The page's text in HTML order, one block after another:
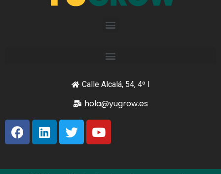
Calle Alcalá, 54, 4º I
hola@yugrow.es